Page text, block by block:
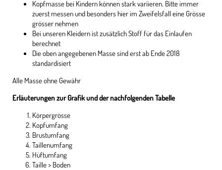
Kopfmasse bei Kindern können stark variieren. Bitte immer
zuerst messen und besonders hier im Zweifelsfall eine Grösse
grösser nehmen
Bei unseren Kleidern ist zusätzlich Stoff für das Einlaufen
berechnet
Die oben angegebenen Masse sind erst ab Ende 2018
standardisiert
Alle Masse ohne Gewähr
Erläuterungen zur Grafik und der nachfolgenden Tabelle
Körpergrösse
Kopfumfang
Brustumfang
Taillenumfang
Hüftumfang
Taille > Boden